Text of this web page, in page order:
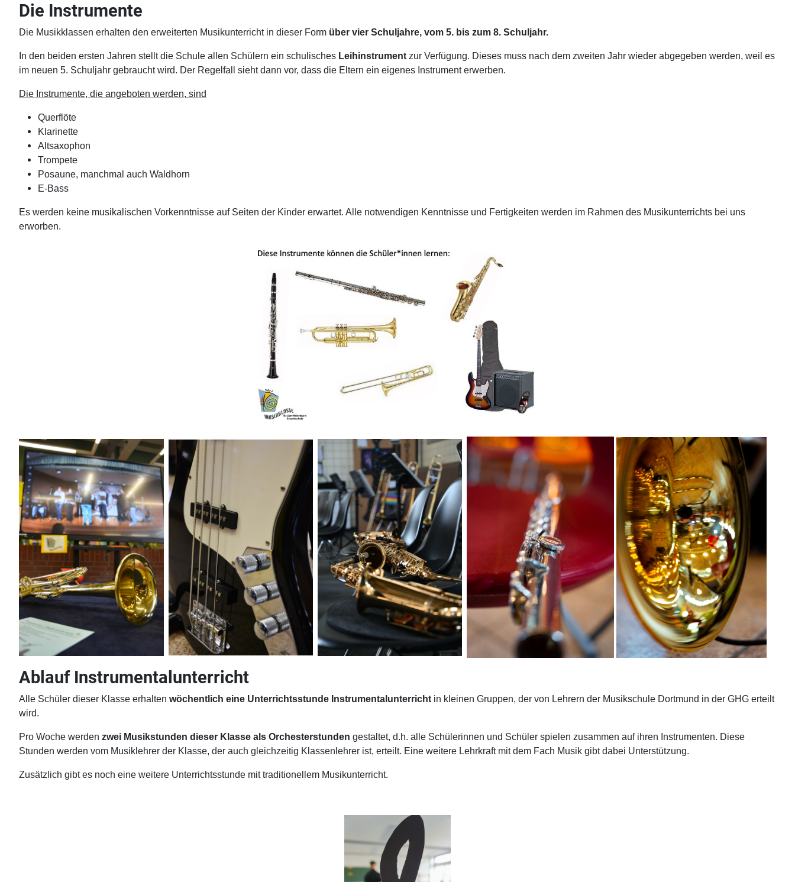
Die Instrumente
Die Musikklassen erhalten den erweiterten Musikunterricht in dieser Form über vier Schuljahre, vom 5. bis zum 8. Schuljahr.
In den beiden ersten Jahren stellt die Schule allen Schülern ein schulisches Leihinstrument zur Verfügung. Dieses muss nach dem zweiten Jahr wieder abgegeben werden, weil es
im neuen 5. Schuljahr gebraucht wird. Der Regelfall sieht dann vor, dass die Eltern ein eigenes Instrument erwerben.
Die Instrumente, die angeboten werden, sind
Querflöte
Klarinette
Altsaxophon
Trompete
Posaune, manchmal auch Waldhorn
E-Bass
Es werden keine musikalischen Vorkenntnisse auf Seiten der Kinder erwartet. Alle notwendigen Kenntnisse und Fertigkeiten werden im Rahmen des Musikunterrichts bei uns
erworben.
Ablauf Instrumentalunterricht
Alle Schüler dieser Klasse erhalten wöchentlich eine Unterrichtsstunde Instrumentalunterrichtin kleinen Gruppen, der von Lehrern der Musikschule Dortmund in der GHG erteilt
wird.
Pro Woche werden zwei Musikstunden dieser Klasse als Orchesterstunden gestaltet, d.h. alle Schülerinnen und Schüler spielen zusammen auf ihren Instrumenten. Diese
Stunden werden vom Musiklehrer der Klasse, der auch gleichzeitig Klassenlehrer ist, erteilt. Eine weitere Lehrkraft mit dem Fach Musik gibt dabei Unterstützung.
Zusätzlich gibt es noch eine weitere Unterrichtsstunde mit traditionellem Musikunterricht.